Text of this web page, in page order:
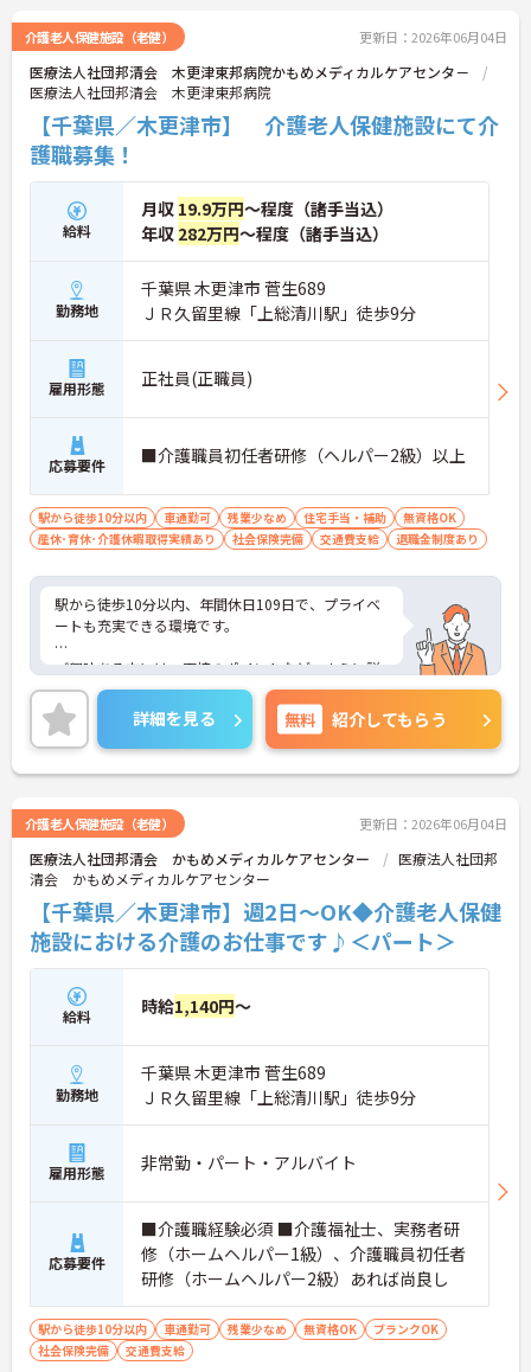
介護老人保健施設（老健） 更新日：2026年06月04日
医療法人社団邦清会 木更津東邦病院かもめメディカルケアセンタ－
医療法人社団邦清会 木更津東邦病院
【千葉県／木更津市】 介護老人保健施設にて介
護職募集！
給料
月収 19.9万円～程度（諸手当込）
年収 282万円～程度（諸手当込）
勤務地
千葉県 木更津市 菅生689
ＪＲ久留里線「上総清川駅」徒歩9分
雇用形態 正社員(正職員)
応募要件 ■介護職員初任者研修（ヘルパー2級）以上
駅から徒歩10分以内 車通勤可 残業少なめ 住宅手当・補助
無資格OK
産休･育休･介護休暇取得実績あり
社会保険完備 交通費支給 退職金制度あり
駅から徒歩10分以内、年間休日109日で、プライベ
ートも充実できる環境です。
ご興味ある方には、面接のポイントなど、さらに詳
細をお話致しますのでお気軽にご相談ください。
詳細を見る 無料 紹介してもらう
介護老人保健施設（老健） 更新日：2026年06月04日
医療法人社団邦清会 かもめメディカルケアセンター
医療法人社団邦
清会 かもめメディカルケアセンター
【千葉県／木更津市】週2日～OK◆介護老人保健
施設における介護のお仕事です♪＜パート＞
給料 時給1,140円～
勤務地
千葉県 木更津市 菅生689
ＪＲ久留里線「上総清川駅」徒歩9分
雇用形態 非常勤・パート・アルバイト
応募要件
■介護職経験必須 ■介護福祉士、実務者研
修（ホームヘルパー1級）、介護職員初任者
研修（ホームヘルパー2級）あれば尚良し
駅から徒歩10分以内 車通勤可 残業少なめ 無資格OK
ブランクOK
社会保険完備
交通費支給